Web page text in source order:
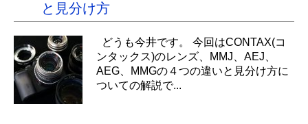
と見分け方
どうも今井です。 今回はCONTAX(コ
ンタックス)のレンズ、MMJ、AEJ、
AEG、MMGの４つの違いと見分け方に
ついての解説で...